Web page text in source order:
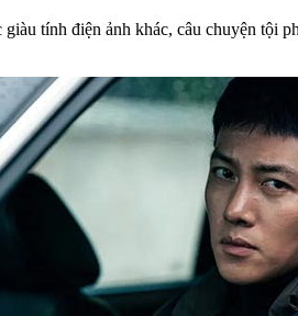
tính điện ảnh khác, câu chuyện tội